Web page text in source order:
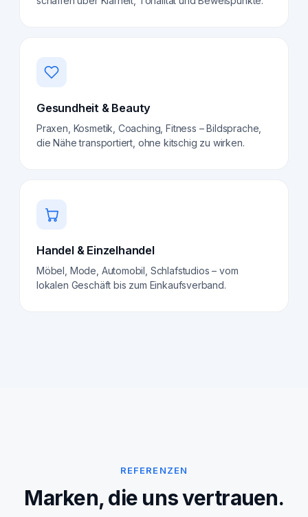
Gesundheit & Beauty
Praxen, Kosmetik, Coaching, Fitness – Bildsprache,
die Nähe transportiert, ohne kitschig zu wirken.
Handel & Einzelhandel
Möbel, Mode, Automobil, Schlafstudios – vom
lokalen Geschäft bis zum Einkaufsverband.
REFERENZEN
Marken, die uns vertrauen.